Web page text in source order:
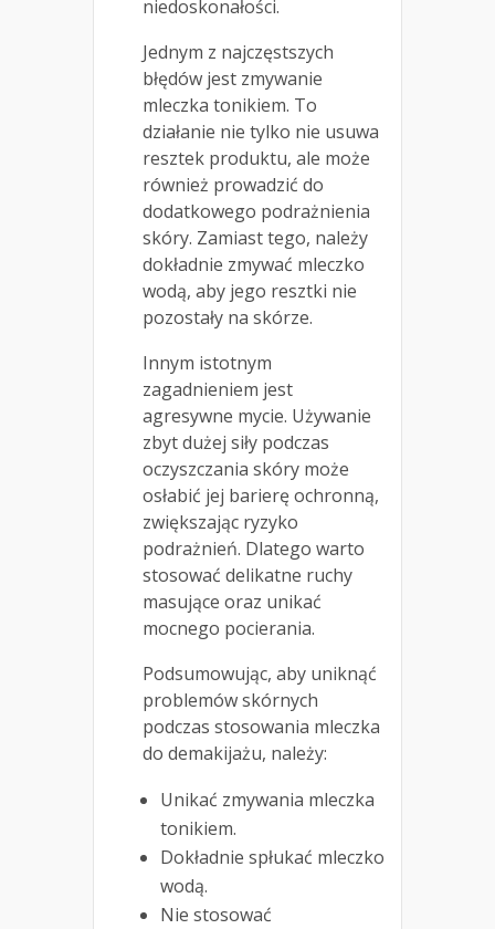
niedoskonałości.
Jednym z najczęstszych
błędów jest zmywanie
mleczka tonikiem. To
działanie nie tylko nie usuwa
resztek produktu, ale może
również prowadzić do
dodatkowego podrażnienia
skóry. Zamiast tego, należy
dokładnie zmywać mleczko
wodą, aby jego resztki nie
pozostały na skórze.
Innym istotnym
zagadnieniem jest
agresywne mycie. Używanie
zbyt dużej siły podczas
oczyszczania skóry może
osłabić jej barierę ochronną,
zwiększając ryzyko
podrażnień. Dlatego warto
stosować delikatne ruchy
masujące oraz unikać
mocnego pocierania.
Podsumowując, aby uniknąć
problemów skórnych
podczas stosowania mleczka
do demakijażu, należy:
Unikać zmywania mleczka
tonikiem.
Dokładnie spłukać mleczko
wodą.
Nie stosować